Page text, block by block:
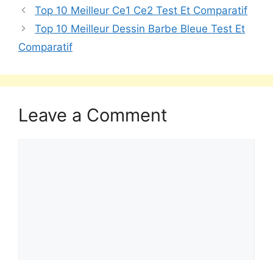
Top 10 Meilleur Ce1 Ce2 Test Et Comparatif
Top 10 Meilleur Dessin Barbe Bleue Test Et
Comparatif
Leave a Comment